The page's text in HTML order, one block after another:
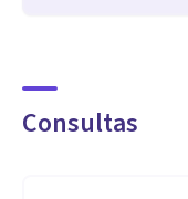
Consultas